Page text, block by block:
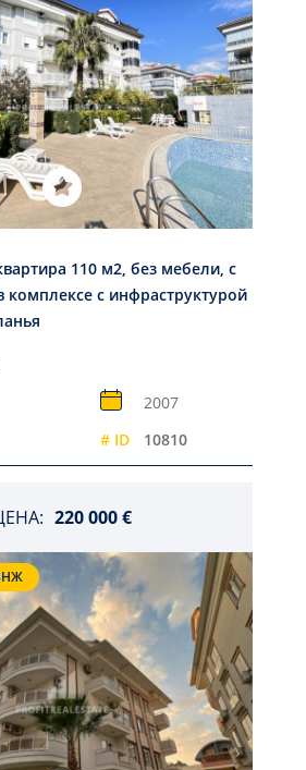
110 м2, без мебели, с
комплексе с инфраструктурой
2007
# ID 10810
220 000 €